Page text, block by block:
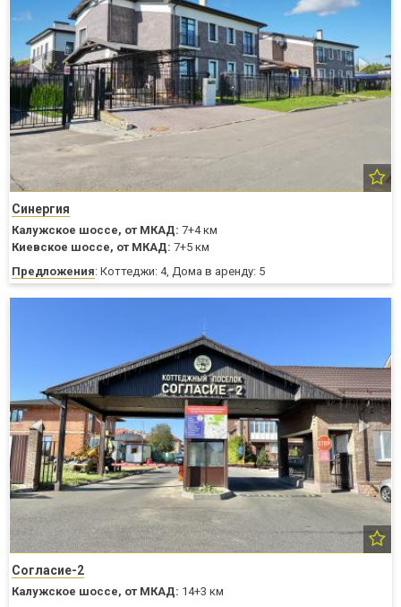
Синергия
Калужское шоссе, от МКАД: 7+4 км
Киевское шоссе, от МКАД: 7+5 км
Предложения: Коттеджи: 4, Дома в аренду: 5
Согласие-2
Калужское шоссе, от МКАД: 14+3 км